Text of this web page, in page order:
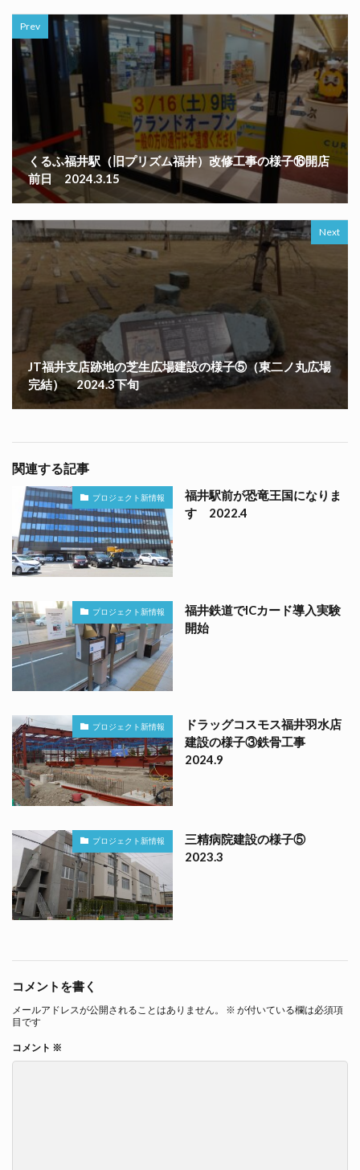
Prev
くるふ福井駅（旧プリズム福井）改修工事の様子⑯開店
前日 2024.3.15
Next
JT福井支店跡地の芝生広場建設の様子⑤（東二ノ丸広場
完結） 2024.3下旬
関連する記事
プロジェクト新情報
福井駅前が恐竜王国になりま
す 2022.4
プロジェクト新情報
福井鉄道でICカード導入実験
開始
プロジェクト新情報
ドラッグコスモス福井羽水店
建設の様子③鉄骨工事
2024.9
プロジェクト新情報
三精病院建設の様子⑤
2023.3
コメントを書く
メールアドレスが公開されることはありません。 ※ が付いている欄は必須項
目です
コメント ※